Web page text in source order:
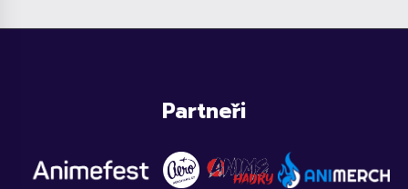
Partneři